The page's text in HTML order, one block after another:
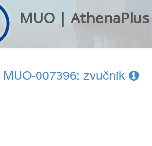
MUO | AthenaPlus
MUO-007396: zvučnik